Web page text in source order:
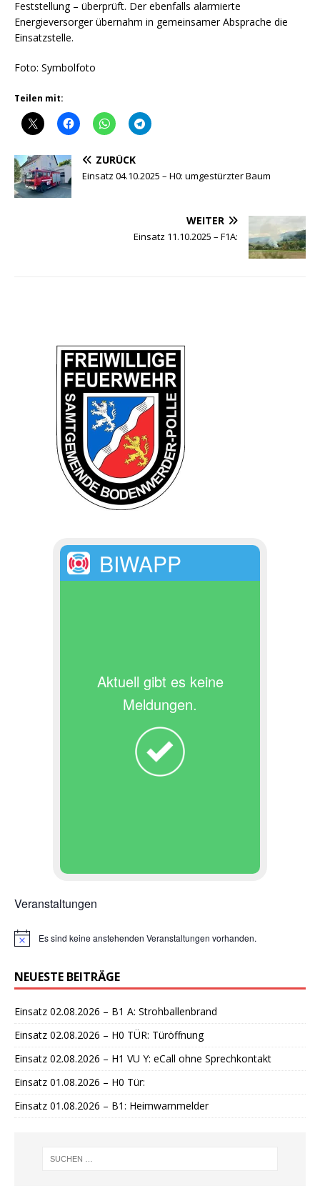
Feststellung – überprüft. Der ebenfalls alarmierte
Energieversorger übernahm in gemeinsamer Absprache die
Einsatzstelle.
Foto: Symbolfoto
Teilen mit:
ZURÜCK
Einsatz 04.10.2025 – H0: umgestürzter Baum
WEITER
Einsatz 11.10.2025 – F1A:
BIWAPP
Aktuell gibt es keine
Meldungen.
Veranstaltungen
H
w
e
s
Es sind keine anstehenden Veranstaltungen vorhanden.
NEUESTE BEITRÄGE
Einsatz 02.08.2026 – B1 A: Strohballenbrand
Einsatz 02.08.2026 – H0 TÜR: Türöffnung
Einsatz 02.08.2026 – H1 VU Y: eCall ohne Sprechkontakt
Einsatz 01.08.2026 – H0 Tür:
Einsatz 01.08.2026 – B1: Heimwarnmelder